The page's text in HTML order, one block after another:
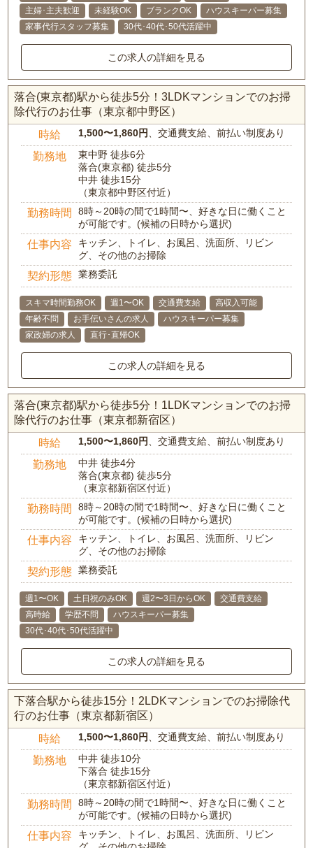
主婦･主夫歓迎 未経験OK ブランクOK
ハウスキーパー募集
家事代行スタッフ募集
30代･40代･50代活躍中
この求人の詳細を見る
落合(東京都)駅から徒歩5分！3LDKマンションでのお掃
除代行のお仕事（東京都中野区）
時給 1,500〜1,860円、交通費支給、前払い制度あり
勤務地
東中野 徒歩6分
落合(東京都) 徒歩5分
中井 徒歩15分
（東京都中野区付近）
勤務時間
8時～20時の間で1時間〜、好きな日に働くこと
が可能です。(候補の日時から選択)
仕事内容
キッチン、トイレ、お風呂、洗面所、リビン
グ、その他のお掃除
契約形態 業務委託
スキマ時間勤務OK 週1〜OK 交通費支給
高収入可能
年齢不問
お手伝いさんの求人
ハウスキーパー募集
家政婦の求人
直行･直帰OK
この求人の詳細を見る
落合(東京都)駅から徒歩5分！1LDKマンションでのお掃
除代行のお仕事（東京都新宿区）
時給 1,500〜1,860円、交通費支給、前払い制度あり
勤務地
中井 徒歩4分
落合(東京都) 徒歩5分
（東京都新宿区付近）
勤務時間
8時～20時の間で1時間〜、好きな日に働くこと
が可能です。(候補の日時から選択)
仕事内容
キッチン、トイレ、お風呂、洗面所、リビン
グ、その他のお掃除
契約形態 業務委託
週1〜OK 土日祝のみOK 週2〜3日からOK
交通費支給
高時給
学歴不問
ハウスキーパー募集
30代･40代･50代活躍中
この求人の詳細を見る
下落合駅から徒歩15分！2LDKマンションでのお掃除代
行のお仕事（東京都新宿区）
時給 1,500〜1,860円、交通費支給、前払い制度あり
勤務地
中井 徒歩10分
下落合 徒歩15分
（東京都新宿区付近）
勤務時間
8時～20時の間で1時間〜、好きな日に働くこと
が可能です。(候補の日時から選択)
仕事内容
キッチン、トイレ、お風呂、洗面所、リビン